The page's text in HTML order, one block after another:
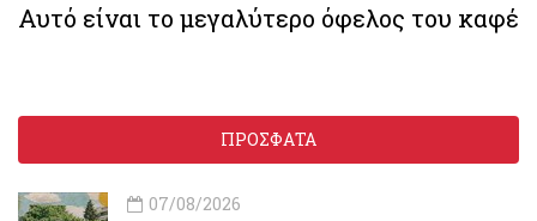
Αυτό είναι το μεγαλύτερο όφελος του καφέ
ΠΡΟΣΦΑΤΑ
07/08/2026